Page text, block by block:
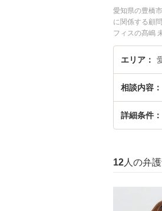
愛知県の豊橋
に関係する顧
フィスの髙嶋
ます。『豊橋
士を検索した
エリア
相談内容
詳細条件
12 人の弁